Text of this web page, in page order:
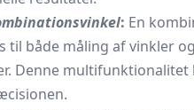
: En
til både måling af vinkler
Denne multifunktionalitet